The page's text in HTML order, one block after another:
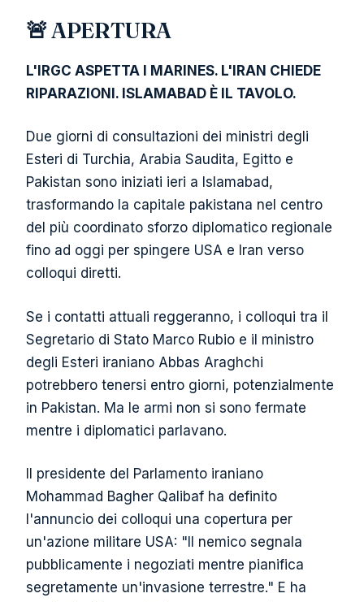
🚨 APERTURA
L'IRGC ASPETTA I MARINES. L'IRAN CHIEDE
RIPARAZIONI. ISLAMABAD È IL TAVOLO.
Due giorni di consultazioni dei ministri degli
Esteri di Turchia, Arabia Saudita, Egitto e
Pakistan sono iniziati ieri a Islamabad,
trasformando la capitale pakistana nel centro
del più coordinato sforzo diplomatico regionale
fino ad oggi per spingere USA e Iran verso
colloqui diretti.
Se i contatti attuali reggeranno, i colloqui tra il
Segretario di Stato Marco Rubio e il ministro
degli Esteri iraniano Abbas Araghchi
potrebbero tenersi entro giorni, potenzialmente
in Pakistan. Ma le armi non si sono fermate
mentre i diplomatici parlavano.
Il presidente del Parlamento iraniano
Mohammad Bagher Qalibaf ha definito
l'annuncio dei colloqui una copertura per
un'azione militare USA: "Il nemico segnala
pubblicamente i negoziati mentre pianifica
segretamente un'invasione terrestre." E ha